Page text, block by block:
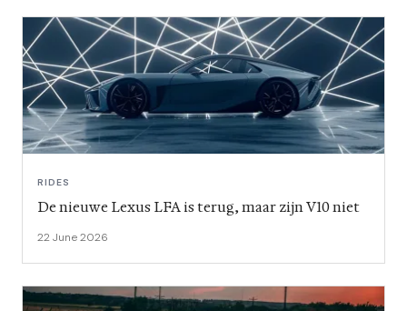
RIDES
De nieuwe Lexus LFA is terug, maar zijn V10 niet
22 June 2026